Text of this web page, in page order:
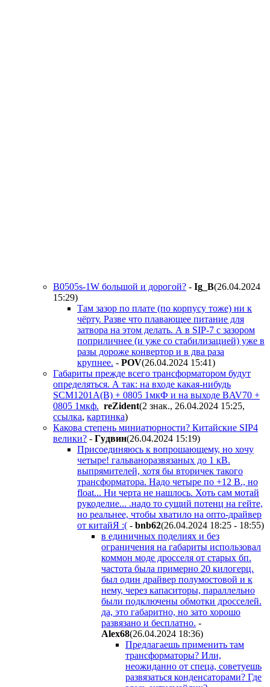
B0505s-1W большой и дорогой? - Ig_B(26.04.2024
15:29)
Там зазор по плате (по корпусу тоже) ни к
чёрту. Разве что плавающее питание для
затвора на этом делать. А в SIP-7 с зазором
поприличнее (и уже со стабилизацией) уже в
разы дороже конвертор и в два раза
крупнее. - POV(26.04.2024 15:41)
Габариты прежде всего трансформатором будут
определяться. А так: на входе какая-нибудь
SCM1201A(B) + 0805 1мкФ и на выходе BAV70 +
0805 1мкф. reZident(2 знак., 26.04.2024 15:25,
ссылка, картинка)
Какова степень миниатюрности? Китайские SIP4
велики? - Гyдвин(26.04.2024 15:19)
Присоединяюсь к вопрошающему, но хочу
четыре! гальваноразвязаных до 1 кВ.
выпрямителей, хотя бы вторичек такого
трансформатора. Надо четыре по +12 В., но
float... Ни черта не нашлось. Хоть сам мотай
рукоделие... .надо то сущий потенц на гейте,
но реальнее, чтобы хватило на опто-драйвер
от китайЯ :( - bnb62(26.04.2024 18:25 - 18:55)
в единичных поделиях и без
ограничения на габариты использовал
коммон моде дросселя от старых бп.
частота была примерно 20 килогерц.
был один драйвер полумостовой и к
нему, через капаситоры, параллельно
были подключены обмотки дросселей.
да, это габаритно, но зато хорошо
развязано и бесплатно. -
Alex68(26.04.2024 18:36)
Предлагаешь применить там
трансформаторы? Или,
неожиданно от спеца, советуешь
развязаться конденсаторами? Где